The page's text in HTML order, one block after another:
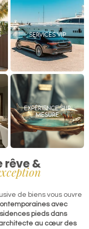
Services VIP
Expérience sur
mesure
rêve &
de biens vous ouvre
avec
pieds dans
au cœur des